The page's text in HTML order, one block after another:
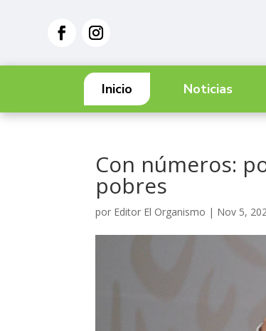
Inicio Noticias
Con números:
pobres
por Editor El Organismo | Nov 5,